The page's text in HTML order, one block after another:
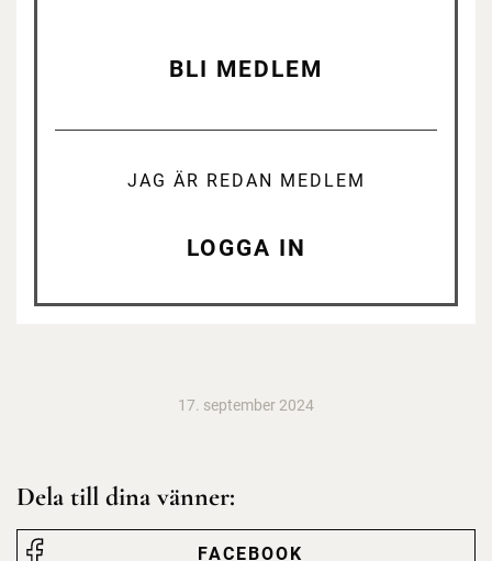
BLI MEDLEM
JAG ÄR REDAN MEDLEM
LOGGA IN
17. september 2024
Dela till dina vänner:
FACEBOOK